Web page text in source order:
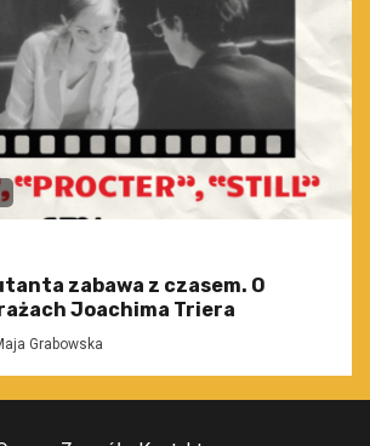
zabawa z czasem. O
Joachima Triera
Grabowska